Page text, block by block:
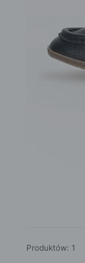
Produktów: 1